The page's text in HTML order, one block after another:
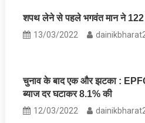
शपथ लेने से पहले भगवंत मान ने 122
13/03/2022
चुनाव के बाद एक और झटका :
ब्‍याज दर घटाकर 8.1% की
12/03/2022